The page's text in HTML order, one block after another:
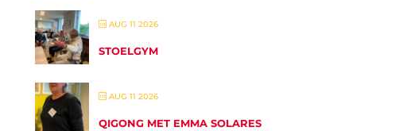
AUG 11 2026
STOELGYM
AUG 11 2026
QIGONG MET EMMA SOLARES